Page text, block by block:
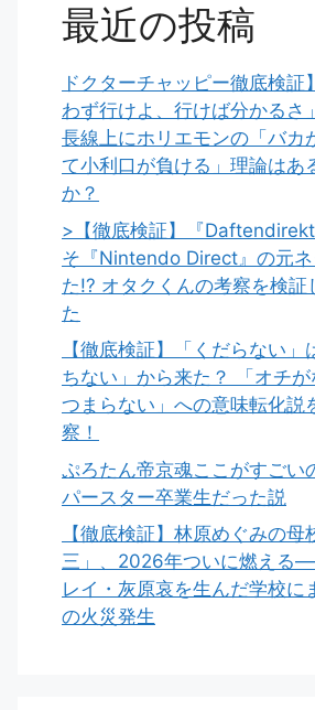
最近の投稿
ドクターチャッピー徹底検証
わず行けよ、行けば分かるさ
長線上にホリエモンの「バカ
て小利口が負ける」理論はあ
か？
>【徹底検証】『Daftendirekt
そ『Nintendo Direct』の元ネ
た!? オタクくんの考察を検証
た
【徹底検証】「くだらない」
ちない」から来た？ 「オチ
つまらない」への意味転化説
察！
ぷろたん帝京魂ここがすごい
パースター卒業生だった説
【徹底検証】林原めぐみの母
三」、2026年ついに燃える
レイ・灰原哀を生んだ学校に
の火災発生